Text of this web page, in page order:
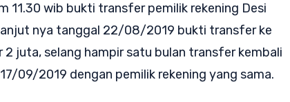
11.30 wib bukti transfer pemilik rekening Desi
nya tanggal 22/08/2019 bukti transfer ke
2 juta, selang hampir satu bulan transfer kembali
09/2019 dengan pemilik rekening yang sama.